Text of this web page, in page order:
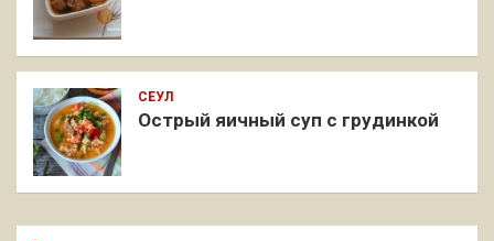
СЕУЛ
Острый яичный суп с грудинкой